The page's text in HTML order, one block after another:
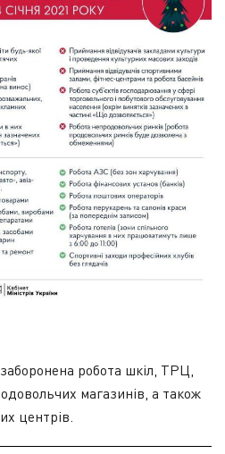
робота шкіл, ТРЦ,
магазинів, а також
центрів.